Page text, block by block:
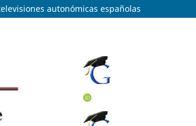
autonómicas españolas